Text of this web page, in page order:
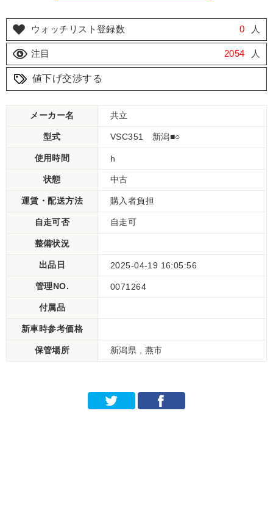
ウォッチリスト登録数 0 人
注目 2054 人
値下げ交渉する
メーカー名 共立
型式 VSC351 新潟■○
使用時間 h
状態 中古
運賃・配送方法 購入者負担
自走可否 自走可
整備状況
出品日 2025-04-19 16:05:56
管理NO. 0071264
付属品
新車時参考価格
保管場所 新潟県 , 燕市